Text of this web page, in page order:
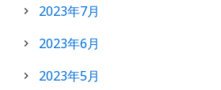
2023年7月
2023年6月
2023年5月